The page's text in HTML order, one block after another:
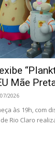
Mãe
2026
às 19h, com
Rio Claro